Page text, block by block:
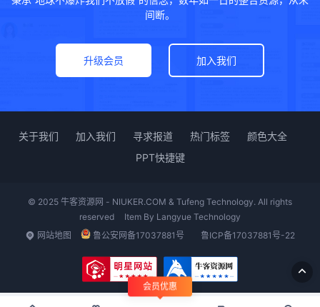
间断。
升级会员 加入我们
关于我们 加入我们 寻求报道 热门标签
颜色大全
PPT快捷键
© 2025 牛客资源网 - NIUKER.COM & Tufeng Technology. All rights
reserved
Item By Langyue Technology
网站地图
鲁公安网备17037881号 鲁ICP备17037881号-22
会员优惠